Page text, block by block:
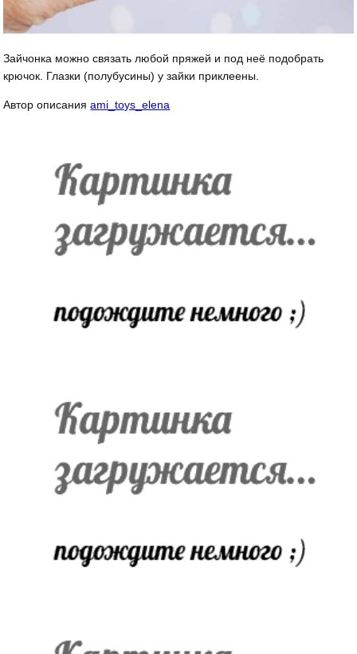
Зайчонка можно связать любой пряжей и под неё подобрать
крючок. Глазки (полубусины) у зайки приклеены.
Автор описанияami_toys_elena